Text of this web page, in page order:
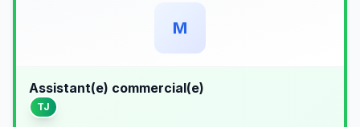
M
Assistant(e) commercial(e)
TJ